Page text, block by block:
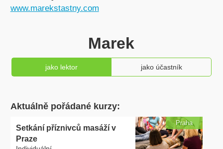
www.marekstastny.com
Marek
jako lektor jako účastník
Aktuálně pořádané kurzy:
Setkání příznivců masáží v
Praze
Praha